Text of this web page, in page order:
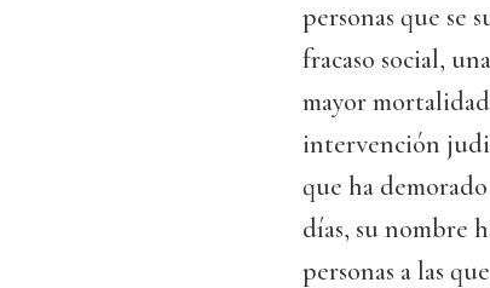
personas que se
fracaso social,
mayor
intervención
que ha
días, su nombre
personas a las